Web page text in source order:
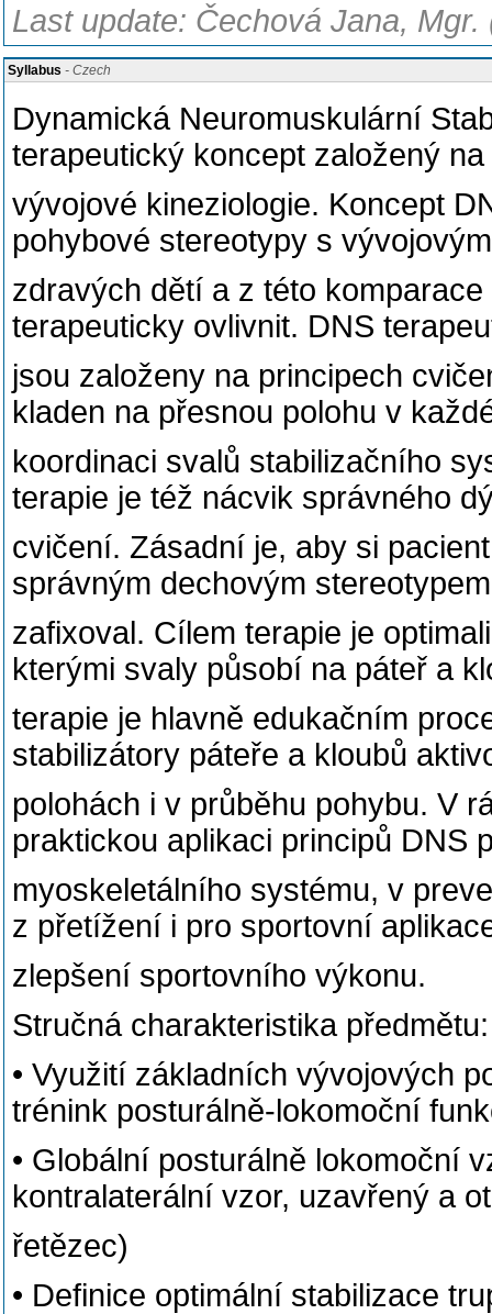
Last update: Čechová Jana, Mgr.
Syllabus - Czech
Dynamická Neuromuskulární
terapeutický koncept založený
vývojové kineziologie. Koncept
pohybové stereotypy s
zdravých dětí a z této
terapeuticky ovlivnit. DNS
jsou založeny na principech
kladen na přesnou polohu v
koordinaci svalů stabilizačního
terapie je též nácvik správného
cvičení. Zásadní je, aby si
správným dechovým
zafixoval. Cílem terapie je
kterými svaly působí na páteř a
terapie je hlavně edukačním
stabilizátory páteře a kloubů
polohách i v průběhu pohybu. V
praktickou aplikaci principů DNS
myoskeletálního systému, v
z přetížení i pro sportovní
zlepšení sportovního výkonu.
Stručná charakteristika předmětu:
• Využití základních vývojových
trénink posturálně-lokomoční
• Globální posturálně lokomoční
kontralaterální vzor, uzavřený a
řetězec)
• Definice optimální stabilizace